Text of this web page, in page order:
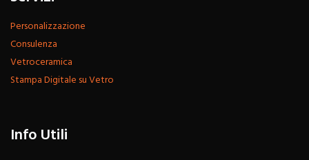
Personalizzazione
Consulenza
Vetroceramica
Stampa Digitale su Vetro
Info Utili